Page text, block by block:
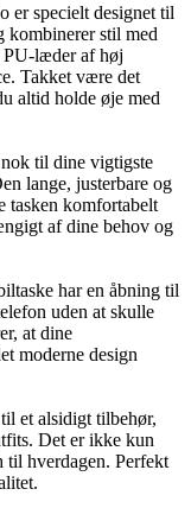
er specielt designet til
stil med
PU-læder af høj
Takket være det
altid holde øje med
nok til dine vigtigste
lange, justerbare og
tasken komfortabelt
af dine behov og
har en åbning til
uden at skulle
at dine
moderne design
et alsidigt tilbehør,
Det er ikke kun
til hverdagen. Perfekt